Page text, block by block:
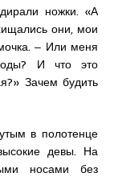
ножки. «А
они, мои
‒ Или меня
И что это
Зачем будить
в полотенце
девы. На
носами без